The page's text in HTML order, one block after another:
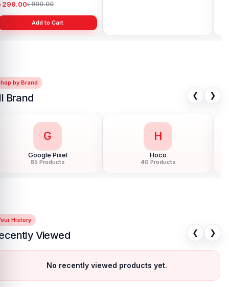
299.00৳ 900.00
Add to Cart
by Brand
Brand ❮ ❯
G
Google Pixel
85 Products
H
Hoco
40 Products
History
Viewed ❮ ❯
No recently viewed products yet.